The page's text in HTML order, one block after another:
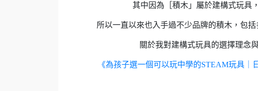
其中因為［積木」屬於建構式玩具
所以一直以來也入手過不少品牌的積木，包
關於我對建構式玩具的選擇理念
《為孩子選一個可以玩中學的STEAM玩具｜